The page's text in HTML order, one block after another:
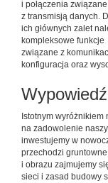
i połączenia związane
z transmisją danych.
ich głównych zalet
kompleksowe funkcje
związane z
konfiguracja oraz
Istotnym wyróżnikiem
na zadowolenie
inwestujemy w
przechodzi
i obrazu zajmujemy
sieci i zasad budowy